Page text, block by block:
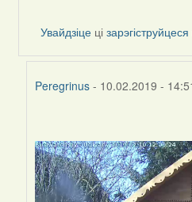
Увайдзіце цізарэгіструйцеся
Peregrinus - 10.02.2019 -
to
by
Peregrinus